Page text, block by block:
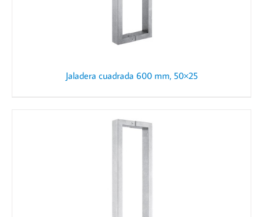
Jaladera cuadrada 600 mm, 50×25